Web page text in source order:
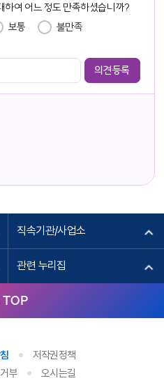
하여 어느 정도 만족하셨습니까?
보통
불만족
직속기관/사업소
관련 누리집
TOP
저작권정책
부
오시는길